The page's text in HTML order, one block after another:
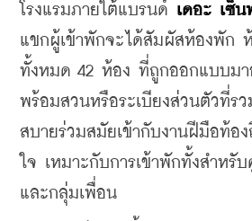
โรงแรมภายใต้แบรนด์
แขกผู้เข้าพักจะได้สัมผัสห้องพัก
ทั้งหมด 42 ห้อง ที่ถูกออกแบบม
พร้อมสวนหรือระเบียงส่วนตัวที่ร
สบายร่วมสมัยเข้ากับงานฝีมือท้อ
ใจ เหมาะกับการเข้าพักทั้งสำหรั
และกลุ่มเพื่อน